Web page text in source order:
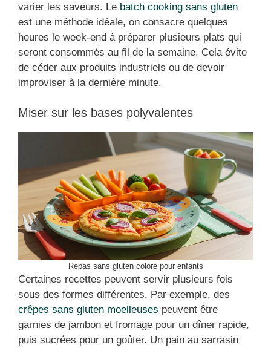
varier les saveurs. Le batch cooking sans gluten
est une méthode idéale, on consacre quelques
heures le week-end à préparer plusieurs plats qui
seront consommés au fil de la semaine. Cela évite
de céder aux produits industriels ou de devoir
improviser à la dernière minute.
Miser sur les bases polyvalentes
Repas sans gluten coloré pour enfants
Certaines recettes peuvent servir plusieurs fois
sous des formes différentes. Par exemple, des
crêpes sans gluten moelleuses peuvent être
garnies de jambon et fromage pour un dîner rapide,
puis sucrées pour un goûter. Un pain au sarrasin